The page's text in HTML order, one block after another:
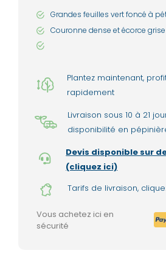
Couronne dense et écorce
Plantez maintenant,
rapidement
Livraison sous 10 à 21
disponibilité en
Devis disponible sur
(cliquez ici)
Tarifs de livraison,
Vous achetez ici en
sécurité